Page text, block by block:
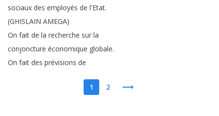
sociaux des employés de l'Etat.
(GHISLAIN AMEGA)
On fait de la recherche sur la
conjoncture économique globale.
On fait des prévisions de
1 2